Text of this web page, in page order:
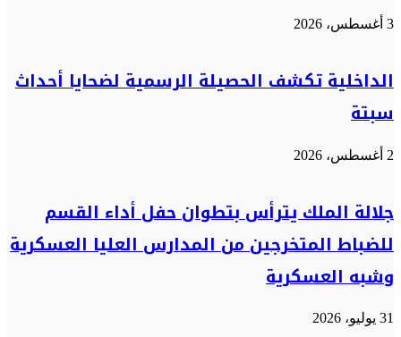
3 أغسطس، 2026
الداخلية تكشف الحصيلة الرسمية لضحايا أحداث
سبتة
2 أغسطس، 2026
جلالة الملك يترأس بتطوان حفل أداء القسم
للضباط المتخرجين من المدارس العليا العسكرية
وشبه العسكرية
31 يوليو، 2026